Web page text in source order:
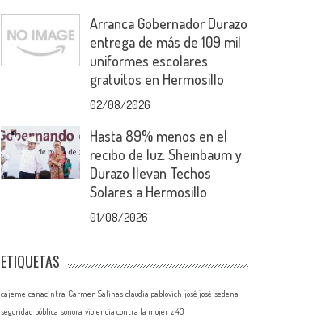
Arranca Gobernador Durazo
entrega de más de 109 mil
uniformes escolares
gratuitos en Hermosillo
02/08/2026
Hasta 89% menos en el
recibo de luz: Sheinbaum y
Durazo llevan Techos
Solares a Hermosillo
01/08/2026
ETIQUETAS
cajeme canacintra Carmen Salinas claudia pablovich josé josé sedena
seguridad pública sonora violencia contra la mujer z 43